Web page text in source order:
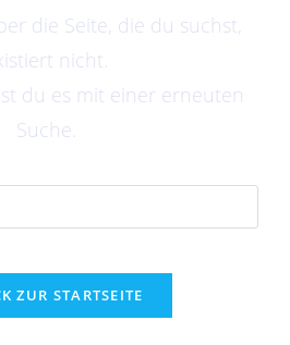
die Seite, die du suchst,
nicht.
du es mit einer erneuten
Suche.
ZUR STARTSEITE